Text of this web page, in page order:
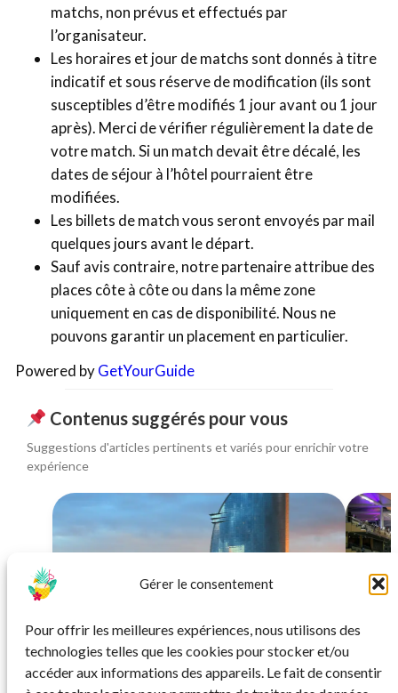
Gérer le consentement
Pour offrir les meilleures expériences, nous utilisons des
technologies telles que les cookies pour stocker et/ou
accéder aux informations des appareils. Le fait de consentir
matchs, non prévus et effectués par
l’organisateur.
Les horaires et jour de matchs sont donnés à titre
indicatif et sous réserve de modification (ils sont
susceptibles d’être modifiés 1 jour avant ou 1 jour
après). Merci de vérifier régulièrement la date de
votre match. Si un match devait être décalé, les
dates de séjour à l’hôtel pourraient être
modifiées.
Les billets de match vous seront envoyés par mail
quelques jours avant le départ.
Sauf avis contraire, notre partenaire attribue des
places côte à côte ou dans la même zone
uniquement en cas de disponibilité. Nous ne
pouvons garantir un placement en particulier.
Powered byGetYourGuide
Contenus suggérés pour vous
Suggestions d'articles pertinents et variés pour enrichir votre
expérience
SPORT
Grand Prix F1 Barcelone 2026 : séjour 4* +
billets 3 jours